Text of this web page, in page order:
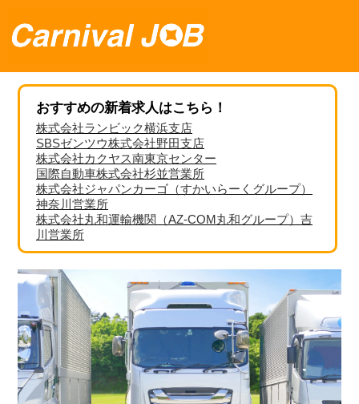
おすすめの新着求人はこちら！
株式会社ランビック横浜支店
SBSゼンツウ株式会社野田支店
株式会社カクヤス南東京センター
国際自動車株式会社杉並営業所
株式会社ジャパンカーゴ（すかいらーくグループ）
神奈川営業所
株式会社丸和運輸機関（AZ-COM丸和グループ）吉
川営業所